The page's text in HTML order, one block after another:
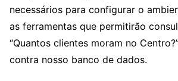
necessários para configurar o
as ferramentas que permitirão
“Quantos clientes moram no
contra nosso banco de dados.